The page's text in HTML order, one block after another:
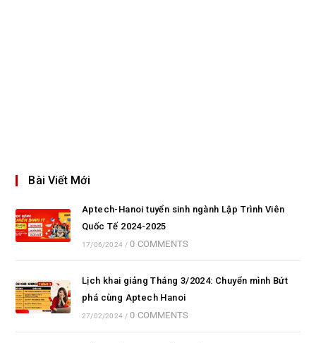
Bài Viết Mới
Aptech-Hanoi tuyển sinh ngành Lập Trình Viên
Quốc Tế 2024-2025
17/06/2024 / 0 COMMENTS
Lịch khai giảng Tháng 3/2024: Chuyển mình Bứt
phá cùng Aptech Hanoi
27/02/2024 / 0 COMMENTS